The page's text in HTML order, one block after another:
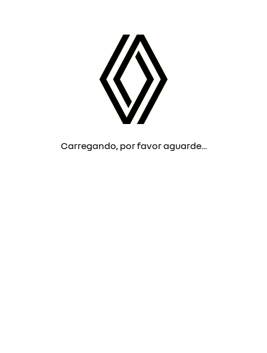
Carregando, por favor aguarde...